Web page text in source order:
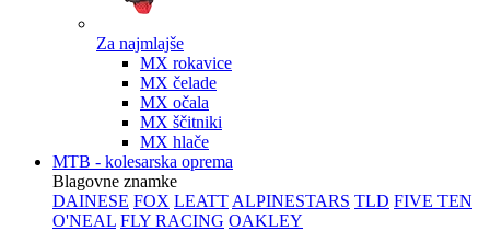
Za najmlajše
MX rokavice
MX čelade
MX očala
MX ščitniki
MX hlače
MTB - kolesarska oprema
Blagovne znamke
DAINESE FOX LEATT ALPINESTARS TLD FIVE TEN
O'NEAL FLY RACING OAKLEY